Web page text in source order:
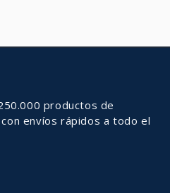
productos de
envíos rápidos a todo el